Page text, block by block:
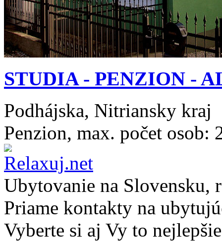
STUDIA - PENZION -
Podhájska, Nitriansky kraj
Penzion, max. počet osob:
Ubytovanie na Slovensku,
Priame kontakty na
Vyberte si aj Vy to